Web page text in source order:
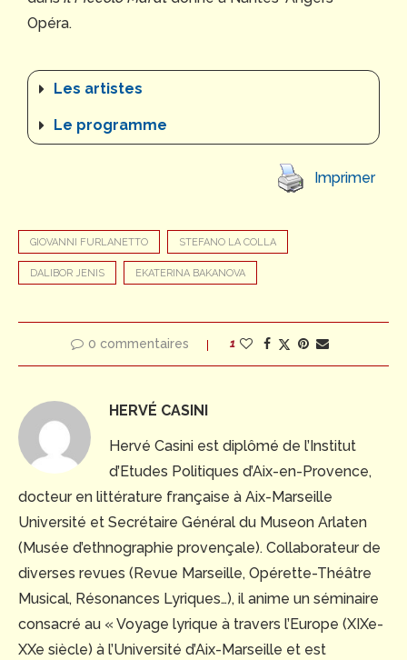
Opéra.
Les artistes
Le programme
Imprimer
GIOVANNI FURLANETTO STEFANO LA COLLA
DALIBOR JENIS EKATERINA BAKANOVA
0 commentaires 1
HERVÉ CASINI
Hervé Casini est diplômé de l’Institut
d’Etudes Politiques d’Aix-en-Provence,
docteur en littérature française à Aix-Marseille
Université et Secrétaire Général du Museon Arlaten
(Musée d’ethnographie provençale). Collaborateur de
diverses revues (Revue Marseille, Opérette-Théâtre
Musical, Résonances Lyriques…), il anime un séminaire
consacré au « Voyage lyrique à travers l’Europe (XIXe-
XXe siècle) à l’Université d’Aix-Marseille et est